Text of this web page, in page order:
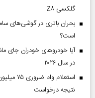
گلکسی Z۸
است؟
آیا خودروهای خودران جای
در سال ۲۰۲۶
نتیجه درخواست